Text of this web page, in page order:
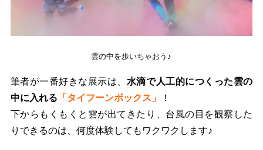
雲の中を歩いちゃおう♪
筆者が一番好きな展示は、 水滴で人工的につくった雲の
中に入れる 「タイフーンボックス」
！
下からもくもくと雲が出てきたり、台風の目を観察した
りできるのは、何度体験してもワクワクします♪